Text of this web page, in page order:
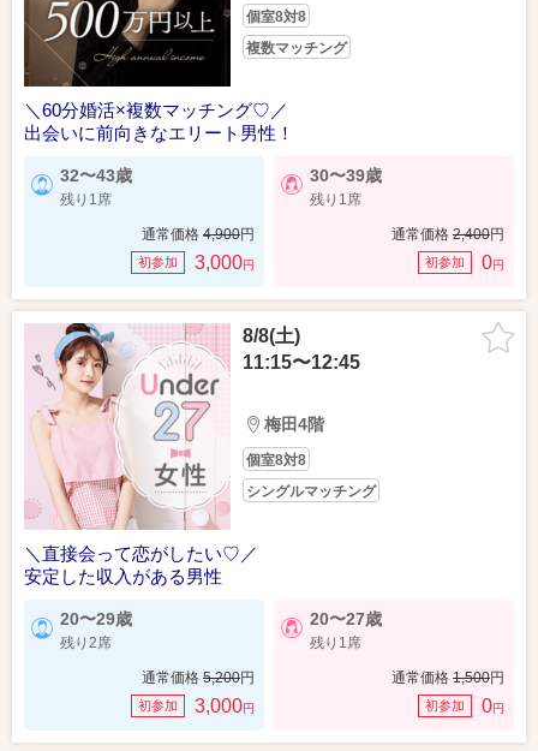
個室8対8
複数マッチング
＼60分婚活×複数マッチング♡／
出会いに前向きなエリート男性！
32〜43歳
残り1席
通常価格 4,900円
初参加 3,000円
30〜39歳
残り1席
通常価格 2,400円
初参加 0円
8/8(土)
11:15〜12:45
梅田4階
個室8対8
シングルマッチング
＼直接会って恋がしたい♡／
安定した収入がある男性
20〜29歳
残り2席
通常価格 5,200円
初参加 3,000円
20〜27歳
残り1席
通常価格 1,500円
初参加 0円